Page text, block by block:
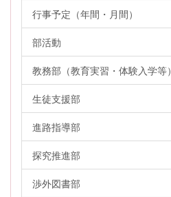
行事予定（年間・月間）
部活動
教務部（教育実習・体験入学等）
生徒支援部
進路指導部
探究推進部
渉外図書部